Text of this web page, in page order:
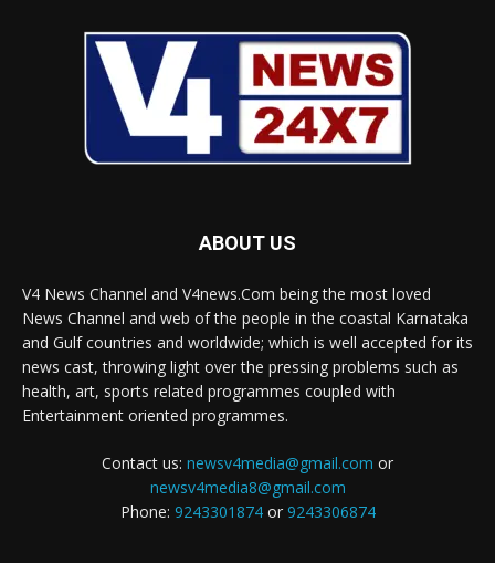
ABOUT US
V4 News Channel and V4news.Com being the most loved
News Channel and web of the people in the coastal Karnataka
and Gulf countries and worldwide; which is well accepted for its
news cast, throwing light over the pressing problems such as
health, art, sports related programmes coupled with
Entertainment oriented programmes.
Contact us: newsv4media@gmail.com or
newsv4media8@gmail.com
Phone: 9243301874or 9243306874